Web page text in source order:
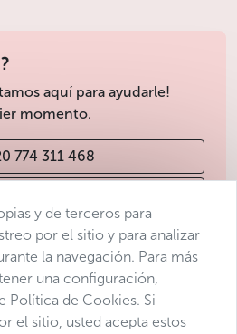
aquí para ayudarle!
momento.
774 311 468
y de terceros para
por el sitio y para analizar
la navegación. Para más
una configuración,
Política de Cookies. Si
el sitio, usted acepta estos